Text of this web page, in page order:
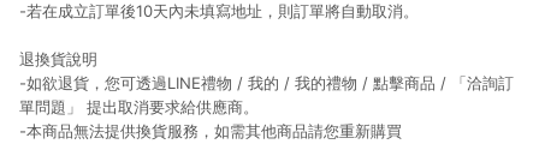
-若在成立訂單後10天內未填寫地址，則訂單將自動取消。
退換貨說明
-如欲退貨，您可透過LINE禮物 / 我的 / 我的禮物 / 點擊商品 / 「洽詢訂
單問題」 提出取消要求給供應商。
-本商品無法提供換貨服務，如需其他商品請您重新購買